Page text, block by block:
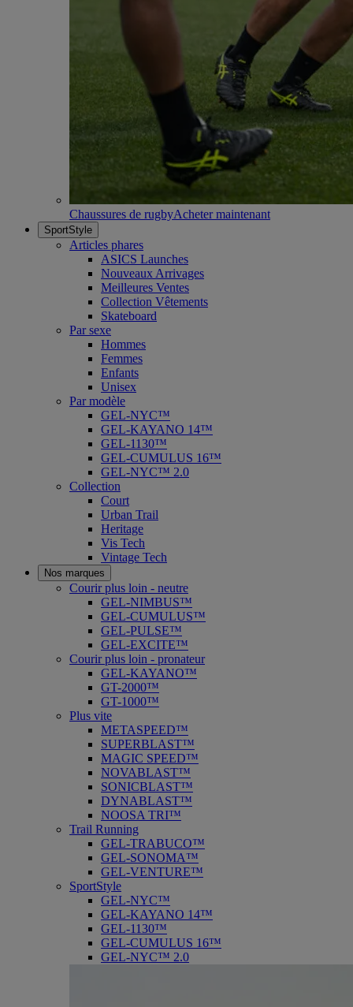
Chaussures de rugbyAcheter maintenant
SportStyle
Articles phares
ASICS Launches
Nouveaux Arrivages
Meilleures Ventes
Collection Vêtements
Skateboard
Par sexe
Hommes
Femmes
Enfants
Unisex
Par modèle
GEL-NYC™
GEL-KAYANO 14™
GEL-1130™
GEL-CUMULUS 16™
GEL-NYC™ 2.0
Collection
Court
Urban Trail
Heritage
Vis Tech
Vintage Tech
Nos marques
Courir plus loin - neutre
GEL-NIMBUS™
GEL-CUMULUS™
GEL-PULSE™
GEL-EXCITE™
Courir plus loin - pronateur
GEL-KAYANO™
GT-2000™
GT-1000™
Plus vite
METASPEED™
SUPERBLAST™
MAGIC SPEED™
NOVABLAST™
SONICBLAST™
DYNABLAST™
NOOSA TRI™
Trail Running
GEL-TRABUCO™
GEL-SONOMA™
GEL-VENTURE™
SportStyle
GEL-NYC™
GEL-KAYANO 14™
GEL-1130™
GEL-CUMULUS 16™
GEL-NYC™ 2.0